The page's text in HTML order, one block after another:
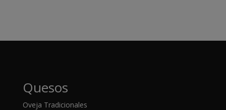
Quesos
Oveja Tradicionales